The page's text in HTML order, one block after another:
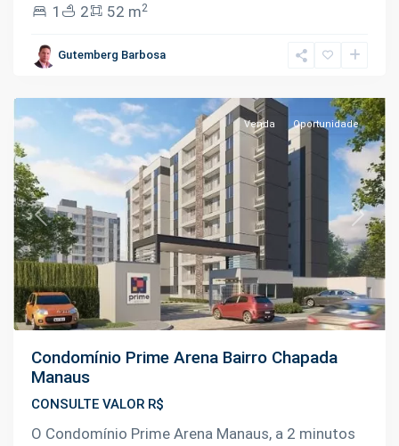
1
2 52 m2
Gutemberg Barbosa
Chapada,
Previous Next
Venda Oportunidade
Condomínio Prime Arena Bairro Chapada
Manaus
CONSULTE VALOR R$
O Condomínio Prime Arena Manaus, a 2 minutos